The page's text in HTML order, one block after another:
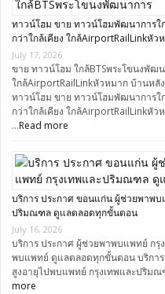
ทาวน์โฮม ขาย ทาวน์โฮมพัฒนาการใ
กว่าใกล้เคียง ใกล้AirportRailLinkหั
July 17, 2026
ขาย ทาวน์โฮม ใกล้BTSพระโขนงพั
ใกล้AirportRailLinkหัวหมาก บ้านหลั
ทาวน์โฮม ขาย ทาวน์โฮมพัฒนาการใ
กว่าใกล้เคียง ใกล้AirportRailLinkหั
…Read more
บริการ ประกาศ ขอนแก่น ผู้ช่วยพาพ
ปริมณฑล ดูแลตลอดทุกขั้นตอน
July 16, 2026
บริการ ประกาศ ผู้ช่วยพาพบแพทย์ ก
พบแพทย์ ดูแลตลอดทุกขั้นตอน บริกา
สูงอายุไปพบแพทย์ กรุงเทพและปริม
more